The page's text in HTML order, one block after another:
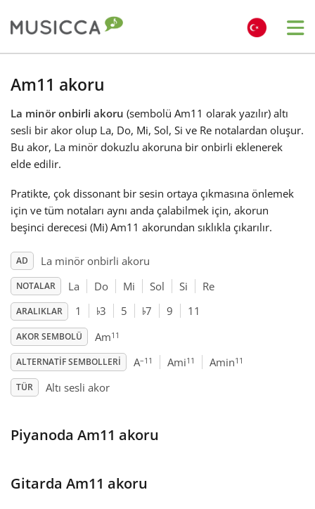
Български
Dansk
Deutsch
Español
Français
한국어
हिन्दी
Italiano
Am11 akoru
La minör onbirli akoru (sembolü Am11 olarak yazılır) altı
sesli bir akor olup La, Do, Mi, Sol, Si ve Re notalardan oluşur.
Bu akor, La minör dokuzlu akoruna bir onbirli eklenerek
elde edilir.
Pratikte, çok dissonant bir sesin ortaya çıkmasına önlemek
için ve tüm notaları aynı anda çalabilmek için, akorun
beşinci derecesi (Mi) Am11 akorundan sıklıkla çıkarılır.
AD La minör onbirli akoru
NOTALAR La Do Mi Sol Si Re
ARALIKLAR 1 ♭3 5 ♭7 9 11
AKOR SEMBOLÜ Am11
ALTERNATIF SEMBOLLERI A–11 Ami11 Amin11
TÜR Altı sesli akor
Piyanoda Am11 akoru
Gitarda Am11 akoru